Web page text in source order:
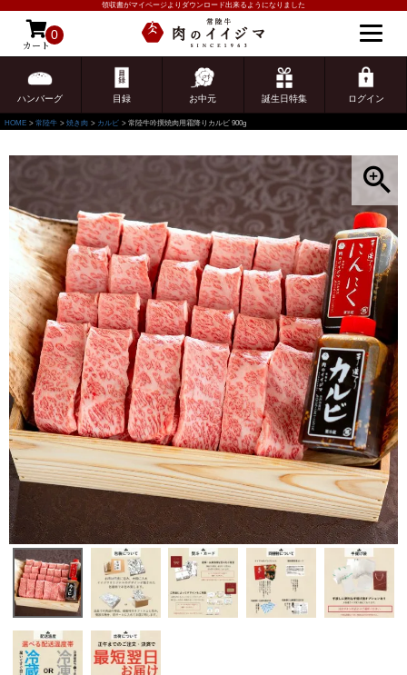
領収書がマイページよりダウンロード出来るようになりました
カート
0
ハンバーグ 目録 お中元 誕生日特集 ログイン
ゲスト 様こんにちは
ログイン
HOME 常陸牛 焼き肉 カルビ 常陸牛吟撰焼肉用霜降りカルビ 900g